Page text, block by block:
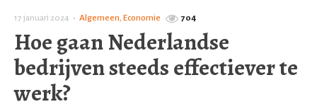
17 januari 2024 • Algemeen, Economie 704
Hoe gaan Nederlandse
bedrijven steeds effectiever te
werk?